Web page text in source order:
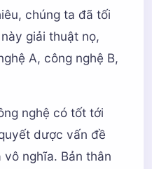
chúng ta đã tối
giải thuật nọ,
A, công nghệ B,
nghệ có tốt tới
dược vấn đề
nghĩa. Bản thân